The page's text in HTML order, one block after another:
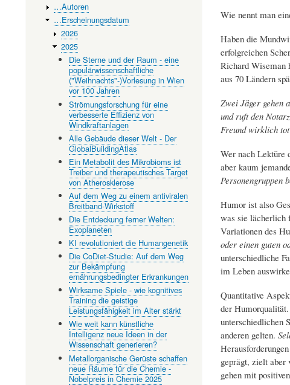
Wie nennt man
Haben die
erfolgreichen
Richard Wiseman
aus 70 Ländern
Zwei Jäger gehen
und ruft den
Freund wirklich
Wer nach Lektüre
aber kaum
Personengruppen
Humor ist also
was sie lächerlich
Variationen des
oder einen guten
unterschiedliche
im Leben
Quantitative
der
unterschiedlichen
anderen gelten.
geprägt, zielt aber
gehen mit
…Autoren
…Erscheinungsdatum
2026
2025
Die Sterne und der Raum - eine
populärwissenschaftliche
("Weihnachts"-)Vorlesung in Wien
vor 100 Jahren
Strömungsforschung für eine
verbesserte Effizienz von
Windkraftanlagen
Alle Gebäude dieser Welt - Der
GlobalBuildingAtlas
Ein Metabolit des Mikrobioms ist
Treiber und therapeutisches Target
von Atherosklerose
Auf dem Weg zu einem antiviralen
Breitband-Wirkstoff
Die Entdeckung ferner Welten:
Exoplaneten
KI revolutioniert die Humangenetik
Die CoDiet-Studie: Auf dem Weg
zur Bekämpfung
ernährungsbedingter Erkrankungen
Wirksame Spiele - wie kognitives
Training die geistige
Leistungsfähigkeit im Alter stärkt
Wie weit kann künstliche
Intelligenz neue Ideen in der
Wissenschaft generieren?
Metallorganische Gerüste schaffen
neue Räume für die Chemie -
Nobelpreis in Chemie 2025